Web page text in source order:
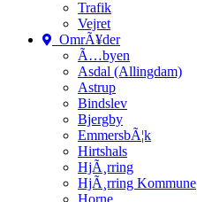
Trafik
Vejret
OmrÃ¥der
Ã…byen
Asdal (Allingdam)
Astrup
Bindslev
Bjergby
EmmersbÃ¦k
Hirtshals
HjÃ¸rring
HjÃ¸rring Kommune
Horne